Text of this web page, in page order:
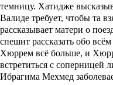
темницу. Хатидже
Валиде требует, чтобы та
рассказывает матери о
спешит рассказать обо
Хюррем всё больше, и
встретиться с
Ибрагима Мехмед